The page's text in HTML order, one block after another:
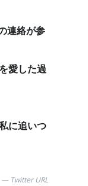
連絡が参
愛した過
に追いつ
Twitter URL